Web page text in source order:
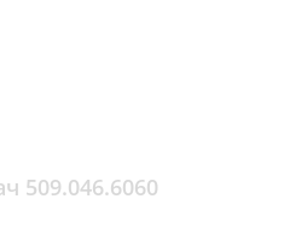
509.046.6060